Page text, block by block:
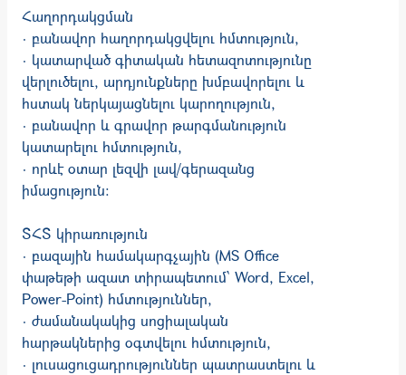
Հաղորդակցման
· բանավոր հաղորդակցվելու հմտություն,
· կատարված գիտական հետազոտությունը
վերլուծելու, արդյունքները խմբավորելու և
հստակ ներկայացնելու կարողություն,
· բանավոր և գրավոր թարգմանություն
կատարելու հմտություն,
· որևէ օտար լեզվի լավ/գերազանց
իմացություն։
ՏՀՏ կիրառություն
· բազային համակարգչային (MS Office
փաթեթի ազատ տիրապետում՝ Word, Excel,
Power-Point) հմտություններ,
· ժամանակակից սոցիալական
հարթակներից օգտվելու հմտություն,
· լուսացուցադրություններ պատրաստելու և